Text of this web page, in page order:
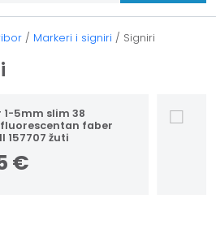
/ Markeri i signiri / Signiri
1-5mm slim 38
faber
157707 žuti
€